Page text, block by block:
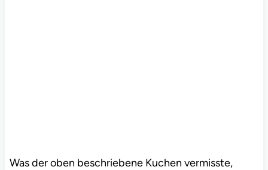
Was der oben beschriebene Kuchen vermisste,